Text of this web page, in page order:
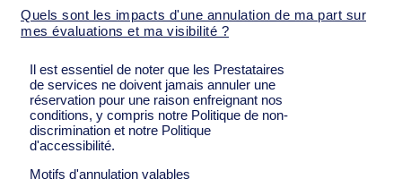
Quels sont les impacts d'une annulation de ma part sur
mes évaluations et ma visibilité ?
Il est essentiel de noter que les Prestataires
de services ne doivent jamais annuler une
réservation pour une raison enfreignant nos
conditions, y compris notre Politique de non-
discrimination et notre Politique
d'accessibilité.
Motifs d'annulation valables